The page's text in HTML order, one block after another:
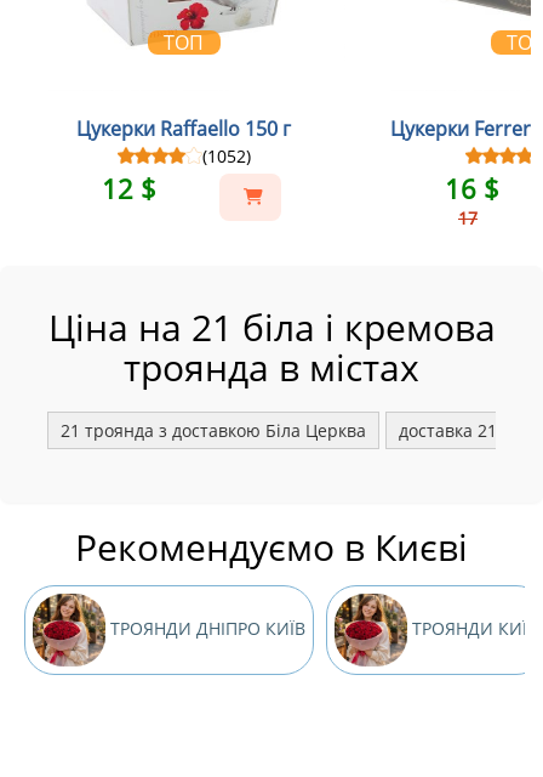
ТОП
Цукерки Raffaello 150 г
(1052)
12 $
Цукерки
16 $
17
Ціна на 21 біла і кремова
троянда в містах
21 троянда з доставкою Біла Церква доставка 21
Рекомендуємо в Києві
ТРОЯНДИ ДНІПРО КИЇВ ТРОЯНДИ КИЇВ